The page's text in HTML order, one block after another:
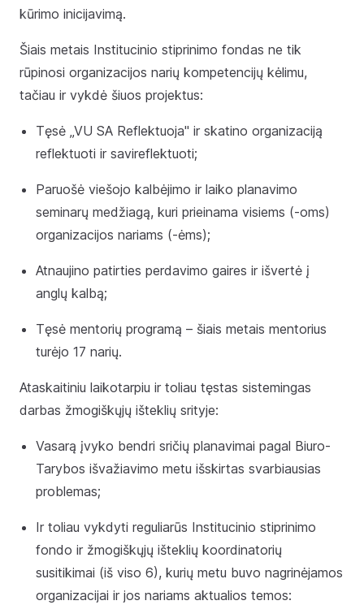
kūrimo inicijavimą.
Šiais metais Institucinio stiprinimo fondas ne tik
rūpinosi organizacijos narių kompetencijų kėlimu,
tačiau ir vykdė šiuos projektus:
Tęsė „VU SA Reflektuoja" ir skatino organizaciją
reflektuoti ir savireflektuoti;
Paruošė viešojo kalbėjimo ir laiko planavimo
seminarų medžiagą, kuri prieinama visiems (-oms)
organizacijos nariams (-ėms);
Atnaujino patirties perdavimo gaires ir išvertė į
anglų kalbą;
Tęsė mentorių programą – šiais metais mentorius
turėjo 17 narių.
Ataskaitiniu laikotarpiu ir toliau tęstas sistemingas
darbas žmogiškųjų išteklių srityje:
Vasarą įvyko bendri sričių planavimai pagal Biuro-
Tarybos išvažiavimo metu išskirtas svarbiausias
problemas;
Ir toliau vykdyti reguliarūs Institucinio stiprinimo
fondo ir žmogiškųjų išteklių koordinatorių
susitikimai (iš viso 6), kurių metu buvo nagrinėjamos
organizacijai ir jos nariams aktualios temos: